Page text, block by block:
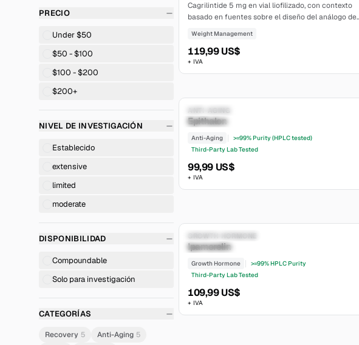
PRECIO
Under $50
$50 - $100
$100 - $200
$200+
NIVEL DE INVESTIGACIÓN
Establecido
extensive
limited
moderate
DISPONIBILIDAD
Compoundable
Solo para investigación
CATEGORÍAS
Recovery 5 Anti-Aging 5
Cagrilintide 5 mg en vial liofilizado, con contexto
basado en fuentes sobre el diseño del análogo de
farmacocinética específica del estudio.
Weight Management
119,99 US$
+ IVA
Solo para investigación
limited
ANTI-AGING
Epithalon
Anti-Aging
>=99% Purity (HPLC tested)
Third-Party Lab Tested
99,99 US$
+ IVA
Solo para investigación
moderate
GROWTH HORMONE
Ipamorelin
Growth Hormone
>=99% HPLC Purity
Third-Party Lab Tested
109,99 US$
+ IVA